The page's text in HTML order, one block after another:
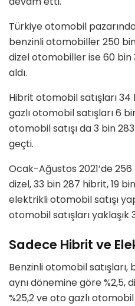
Türkiye otomobil
benzinli otomobiller 250
dizel otomobiller ise 60 bin
aldı.
Hibrit otomobil satışları
gazlı otomobil satışları 6
otomobil satışı da 3 bin
geçti.
Ocak-Ağustos 2021’de
dizel, 33 bin 287 hibrit, 19
elektrikli otomobil satışı
otomobil satışları yaklaşık
Sadece Hibrit ve
Benzinli otomobil satışları,
aynı dönemine göre %2,5,
%25,2 ve oto gazlı